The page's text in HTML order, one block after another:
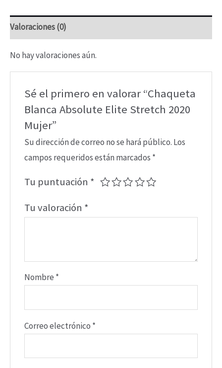
Mujer
cantidad
Valoraciones (0)
No hay valoraciones aún.
Sé el primero en valorar “Chaqueta
Blanca Absolute Elite Stretch 2020
Mujer”
Su dirección de correo no se hará público. Los
campos requeridos están marcados *
Tu puntuación *
Tu valoración *
Nombre *
Correo electrónico *